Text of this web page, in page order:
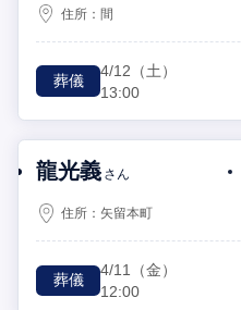
住所：間
葬儀
4/12 （土）
13:00
龍光義 さん
住所： 矢留本町
葬儀
4/11
（金）
12:00